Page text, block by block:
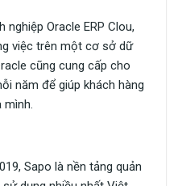
Oracle ERP Clou,
việc trên một cơ sở dữ
cũng cung cấp cho
năm để giúp khách hàng
mình.
Sapo là nền tảng quản